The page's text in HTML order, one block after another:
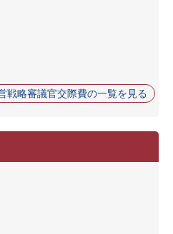
戦略審議官交際費の一覧を見る